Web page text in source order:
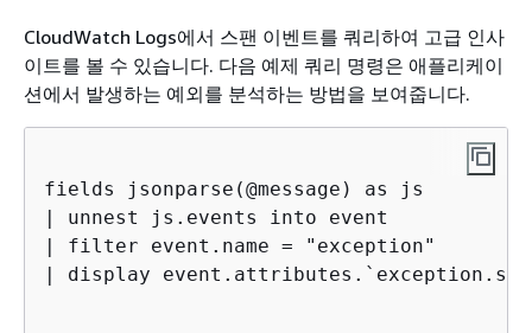
CloudWatch Logs에서 스팬 이벤트를 쿼리하여 고급 인사
이트를 볼 수 있습니다. 다음 예제 쿼리 명령은 애플리케이
션에서 발생하는 예외를 분석하는 방법을 보여줍니다.
fields jsonparse(@message) as js
| unnest js.events into event
| filter event.name = "exception"
| display